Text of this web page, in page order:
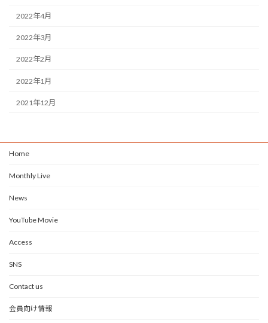
2022年4月
2022年3月
2022年2月
2022年1月
2021年12月
Home
Monthly Live
News
YouTube Movie
Access
SNS
Contact us
会員向け情報